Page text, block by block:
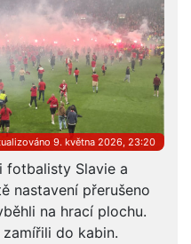
9. května 2026, 23:20
fotbalisty Slavie a
nastavení přerušeno
na hrací plochu.
do kabin.